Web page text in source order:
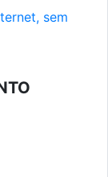
sem